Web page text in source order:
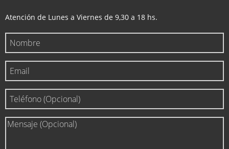
Atención de Lunes a Viernes de 9,30 a 18 hs.